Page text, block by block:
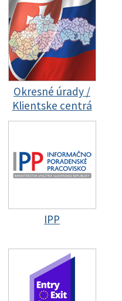
Okresné úrady /
Klientske centrá
IPP